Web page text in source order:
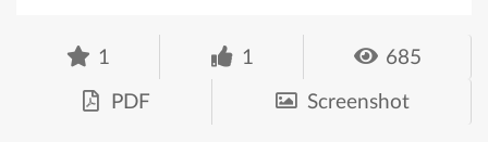
1 1 685
PDF Screenshot